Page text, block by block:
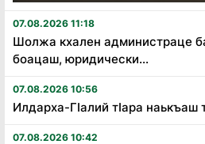
07.08.2026 11:18
Шолжа кхален администраце
боацаш, юридически...
07.08.2026 10:56
Илдарха-Гӏалий тӏара наькъаш
07.08.2026 10:42